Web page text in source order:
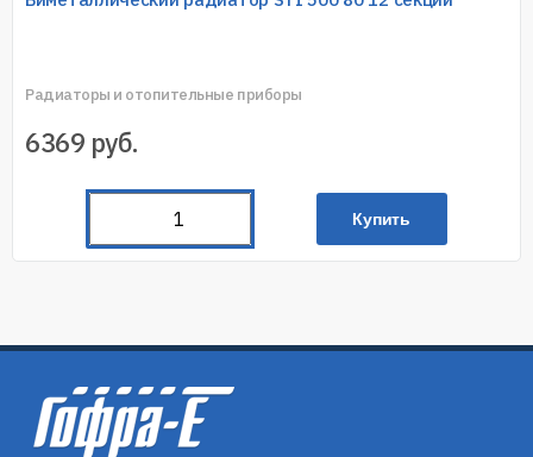
Радиаторы и отопительные приборы
6369 руб.
Купить